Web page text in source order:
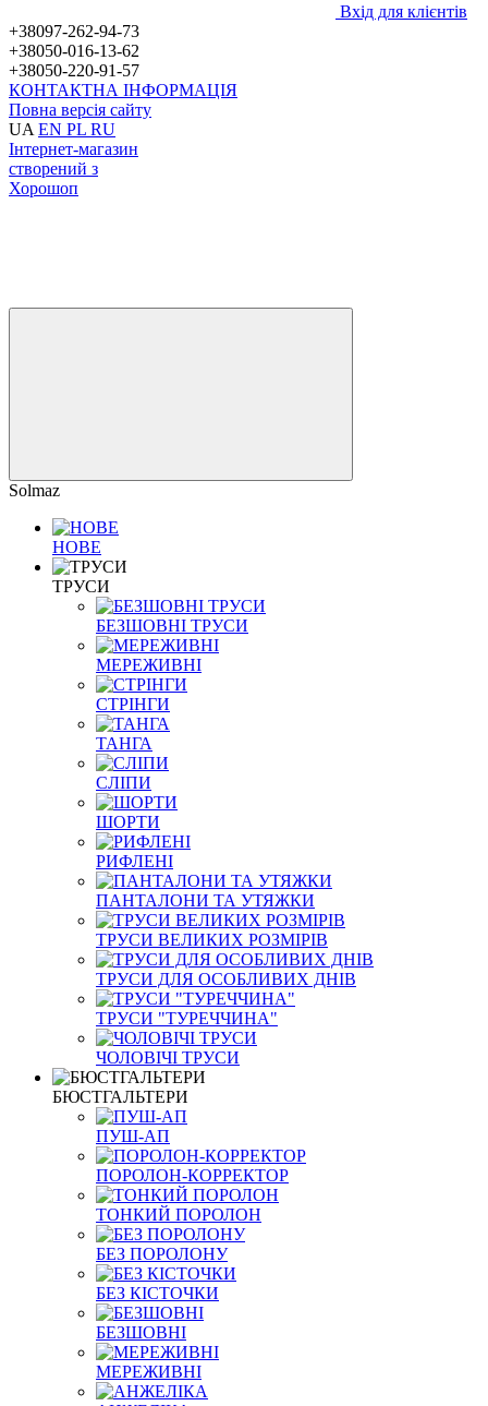
Вхід для клієнтів
+38097-262-94-73
+38050-016-13-62
+38050-220-91-57
КОНТАКТНА ІНФОРМАЦІЯ
Повна версія сайту
UA EN PL RU
Інтернет-магазин
створений з
Хорошоп
Solmaz
НОВЕ
ТРУСИ
БЕЗШОВНІ ТРУСИ
МЕРЕЖИВНІ
СТРІНГИ
ТАНГА
СЛІПИ
ШОРТИ
РИФЛЕНІ
ПАНТАЛОНИ ТА УТЯЖКИ
ТРУСИ ВЕЛИКИХ РОЗМІРІВ
ТРУСИ ДЛЯ ОСОБЛИВИХ ДНІВ
ТРУСИ "ТУРЕЧЧИНА"
ЧОЛОВІЧІ ТРУСИ
БЮСТГАЛЬТЕРИ
ПУШ-АП
ПОРОЛОН-КОРРЕКТОР
ТОНКИЙ ПОРОЛОН
БЕЗ ПОРОЛОНУ
БЕЗ КІСТОЧКИ
БЕЗШОВНІ
МЕРЕЖИВНІ